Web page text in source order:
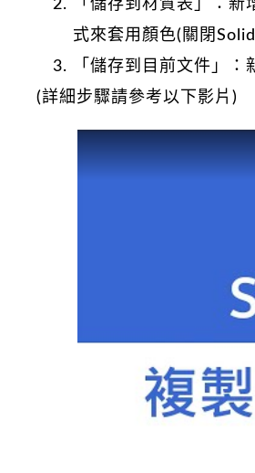
「儲存到材質表」：
式來套用顏色(關閉
「儲存到目前文件」：
(詳細步驟請參考以下影片)